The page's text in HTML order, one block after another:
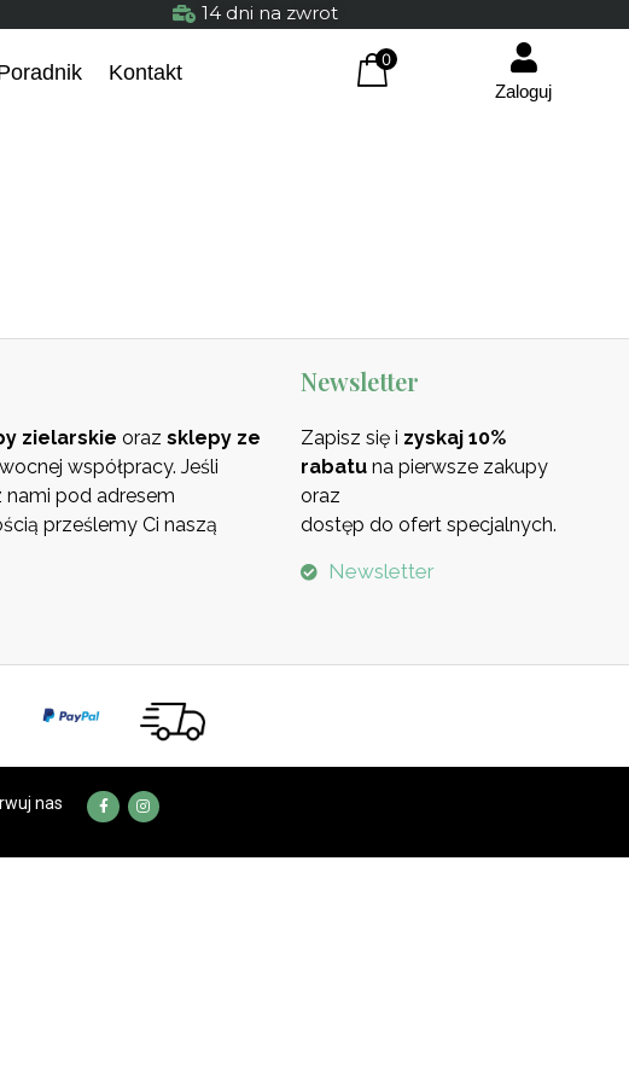
14 dni na zwrot
Kontakt
0
Zaloguj
zielarskie oraz sklepy ze
współpracy. Jeśli
nami pod adresem
prześlemy Ci naszą
Newsletter
Zapisz się i zyskaj 10%
rabatu na pierwsze zakupy
oraz
dostęp do ofert specjalnych.
Newsletter
nas
Oliwa z oliwek extra virgin
29,90zł